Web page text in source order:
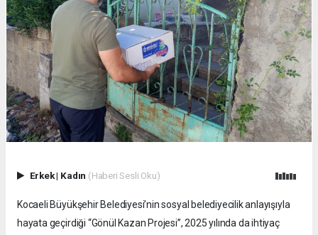
Erkek| Kadın (Haberi Sesli Oku)
Kocaeli Büyükşehir Belediyesi’nin sosyal belediyecilik anlayışıyla
hayata geçirdiği “Gönül Kazan Projesi”, 2025 yılında da ihtiyaç